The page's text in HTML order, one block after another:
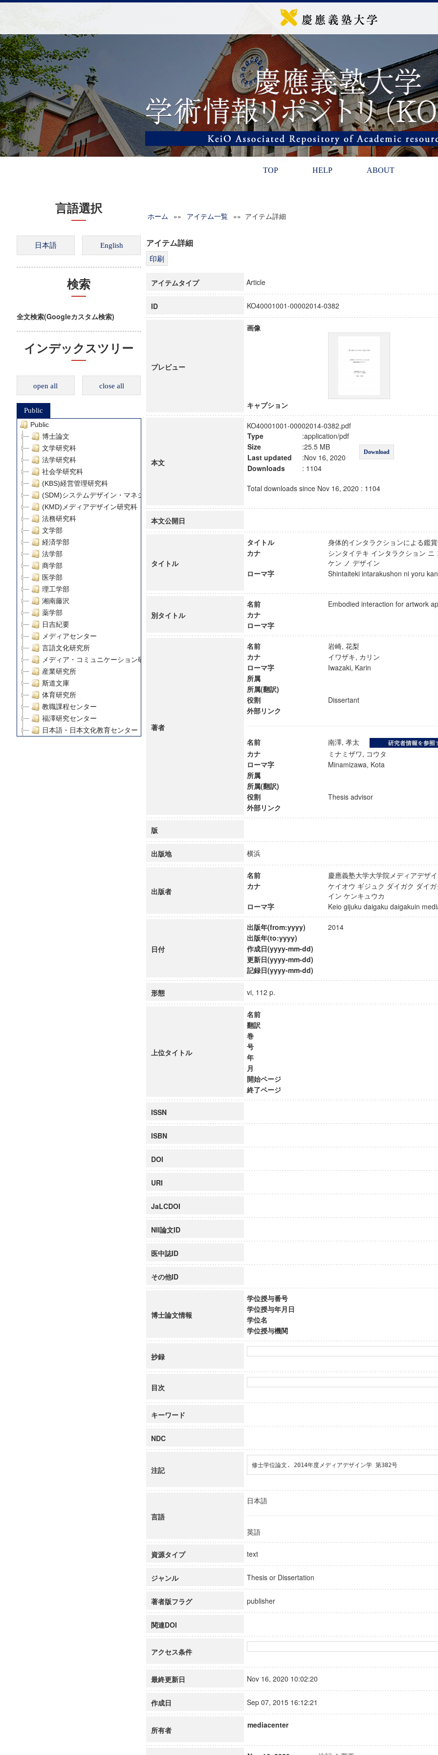
TOP HELP ABOUT
言語選択
検索
全文検索(Googleカスタム検索)
インデックスツリー
open all close all
Public
Public
博士論文
文学研究科
法学研究科
社会学研究科
(KBS)経営管理研究科
(SDM)システムデザイン・マネジメント研究科
(KMD)メディアデザイン研究科
法務研究科
文学部
経済学部
法学部
商学部
医学部
理工学部
湘南藤沢
薬学部
日吉紀要
メディアセンター
言語文化研究所
メディア・コミュニケーション研究所
産業研究所
斯道文庫
体育研究所
教職課程センター
福澤研究センター
日本語・日本文化教育センター
慶應義塾大学グローバルCOEプログラム論理と感性の先端的教育研究拠点
ホーム »» アイテム一覧 »» アイテム詳細
アイテム詳細
アイテムタイプ Article
ID KO40001001-00002014-0382
プレビュー
画像
キャプション
本文
KO40001001-00002014-0382.pdf
Type
:application/pdf
Download
Size
:25.5 MB
Last updated
:Nov 16, 2020
Downloads
: 1104
Total downloads since Nov 16, 2020 : 1104
本文公開日
タイトル
タイトル
身体的インタラクションによる鑑
カナ
シンタイテキ インタラクション ニ
ケン ノ デザイン
ローマ字
Shintaiteki intarakushon ni yoru
別タイトル
名前
Embodied interaction for artwork
カナ
ローマ字
著者
名前
岩崎, 花梨
カナ
イワザキ, カリン
ローマ字
Iwazaki, Karin
所属
所属(翻訳)
役割
Dissertant
外部リンク
名前
南澤, 孝太
カナ
ミナミザワ, コウタ
ローマ字
Minamizawa, Kota
所属
所属(翻訳)
役割
Thesis advisor
外部リンク
版
出版地 横浜
出版者
名前
慶應義塾大学大学院メディアデザ
カナ
ケイオウ ギジュク ダイガク ダイ
イン ケンキュウカ
ローマ字
Keio gijuku daigaku daigakuin
日付
出版年(from:yyyy)
2014
出版年(to:yyyy)
作成日(yyyy-mm-dd)
更新日(yyyy-mm-dd)
記録日(yyyy-mm-dd)
形態 vi, 112 p.
上位タイトル
名前
翻訳
巻
号
年
月
開始ページ
終了ページ
ISSN
ISBN
DOI
URI
JaLCDOI
NII論文ID
医中誌ID
その他ID
博士論文情報
学位授与番号
学位授与年月日
学位名
学位授与機関
抄録
目次
キーワード
NDC
注記
修士学位論文. 2014年度メディアデザイン学 第382号
言語
日本語
英語
資源タイプ text
ジャンル Thesis or Dissertation
著者版フラグ publisher
関連DOI
アクセス条件
最終更新日 Nov 16, 2020 10:02:20
作成日 Sep 07, 2015 16:12:21
所有者
mediacenter